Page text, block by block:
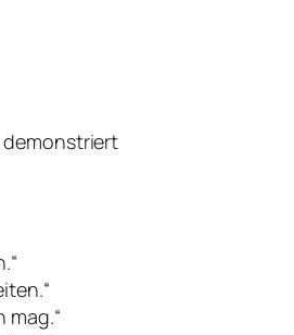
demonstriert
mag.“